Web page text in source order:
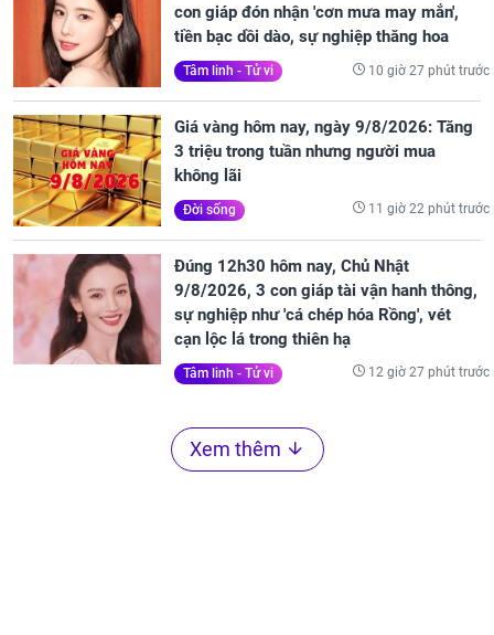
con giáp đón nhận 'cơn mưa may mắn',
tiền bạc dồi dào, sự nghiệp thăng hoa
Tâm linh - Tử vi 10 giờ 27 phút trước
Giá vàng hôm nay, ngày 9/8/2026: Tăng
3 triệu trong tuần nhưng người mua
không lãi
Đời sống 11 giờ 22 phút trước
Đúng 12h30 hôm nay, Chủ Nhật
9/8/2026, 3 con giáp tài vận hanh thông,
sự nghiệp như 'cá chép hóa Rồng', vét
cạn lộc lá trong thiên hạ
Tâm linh - Tử vi 12 giờ 27 phút trước
Xem thêm